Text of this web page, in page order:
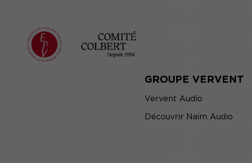
GROUPE VERVENT
Vervent Audio
Découvrir Naim Audio